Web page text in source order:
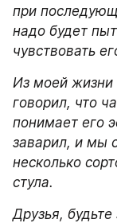
при
надо будет
чувствовать
Из моей жизни
говорил, что
понимает его
заварил, и мы
несколько
стула.
Друзья,